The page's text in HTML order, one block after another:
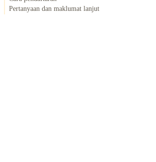
Pertanyaan dan maklumat lanjut